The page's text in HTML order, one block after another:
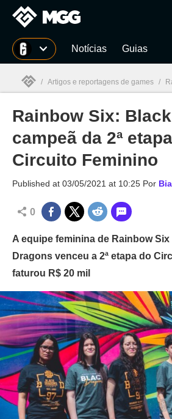
Millenium Notícias Guias
Millenium
/ Artigos e reportagens de games /
Rainbow Six:
campeã da 2ª
Circuito Feminino
Published at 03/05/2021 at 10:25 Por Bia
0
A equipe feminina de Rainbow
Dragons venceu a 2ª etapa do
faturou R$ 20 mil